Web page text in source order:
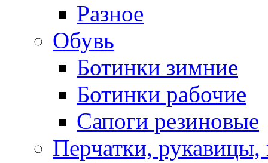
Разное
Обувь
Ботинки зимние
Ботинки рабочие
Сапоги резиновые
Перчатки, рукавицы,